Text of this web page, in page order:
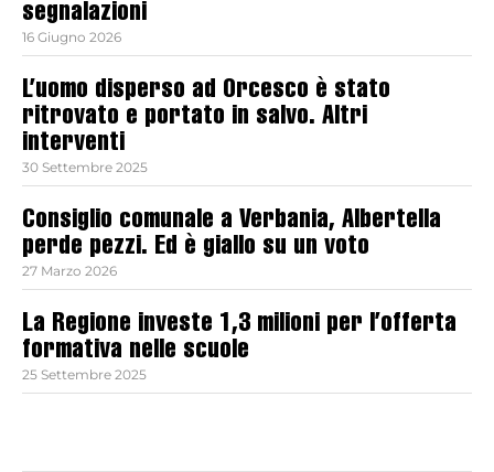
segnalazioni
16 Giugno 2026
L’uomo disperso ad Orcesco è stato
ritrovato e portato in salvo. Altri
interventi
30 Settembre 2025
Consiglio comunale a Verbania, Albertella
perde pezzi. Ed è giallo su un voto
27 Marzo 2026
La Regione investe 1,3 milioni per l’offerta
formativa nelle scuole
25 Settembre 2025